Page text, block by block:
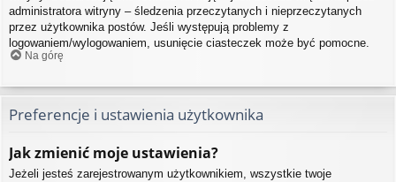
administratora witryny – śledzenia przeczytanych i nieprzeczytanych
przez użytkownika postów. Jeśli występują problemy z
logowaniem/wylogowaniem, usunięcie ciasteczek może być pomocne.
Na górę
Preferencje i ustawienia użytkownika
Jak zmienić moje ustawienia?
Jeżeli jesteś zarejestrowanym użytkownikiem, wszystkie twoje